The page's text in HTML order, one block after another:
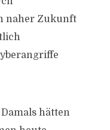
naher Zukunft
hätten